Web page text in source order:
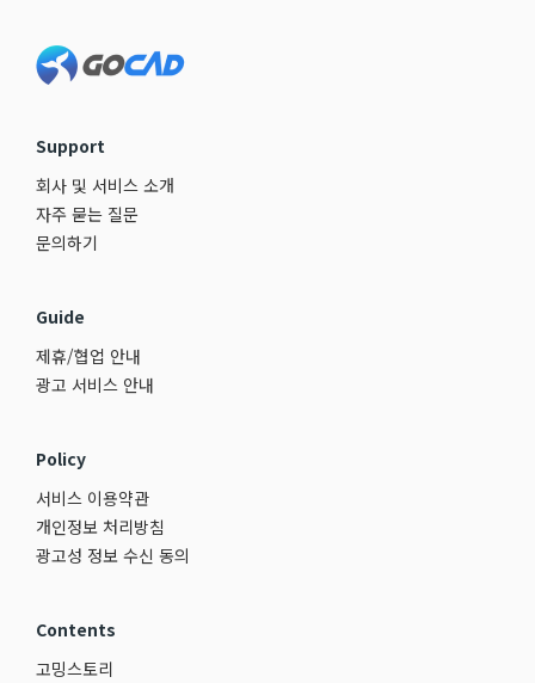
Support
회사 및 서비스 소개
자주 묻는 질문
문의하기
Guide
제휴/협업 안내
광고 서비스 안내
Policy
서비스 이용약관
개인정보 처리방침
광고성 정보 수신 동의
Contents
고밍스토리